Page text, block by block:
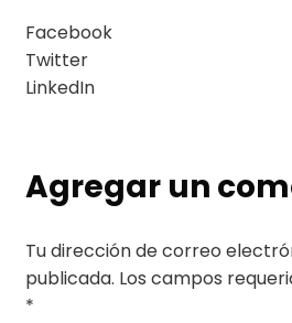
Facebook
Twitter
LinkedIn
Agregar un
Tu dirección de correo
publicada. Los campos
*